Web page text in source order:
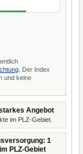
. Der Index
und keine
Angebot
im PLZ-Gebiet.
1
PLZ-Gebiet